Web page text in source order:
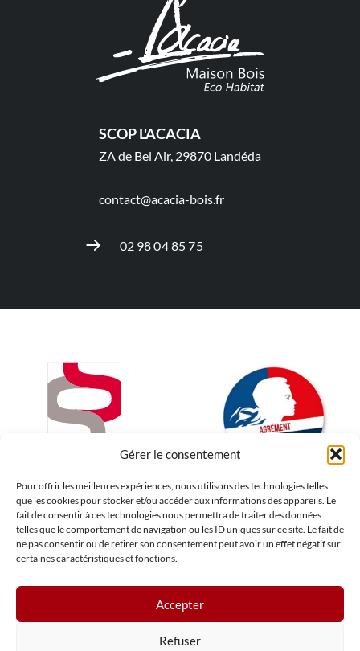
Gérer le consentement
Pour offrir les meilleures expériences, nous utilisons des technologies telles
que les cookies pour stocker et/ou accéder aux informations des appareils. Le
fait de consentir à ces technologies nous permettra de traiter des données
telles que le comportement de navigation ou les ID uniques sur ce site. Le fait de
ne pas consentir ou de retirer son consentement peut avoir un effet négatif sur
certaines caractéristiques et fonctions.
Accepter
Refuser
SCOP L'ACACIA
ZA de Bel Air, 29870 Landéda
contact@acacia-bois.fr
02 98 04 85 75